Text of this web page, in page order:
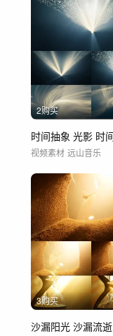
2购买
视频素材 远山音乐
3购买
沙漏阳光 沙漏流逝